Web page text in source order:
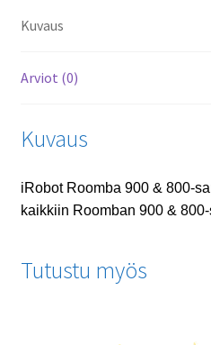
Kuvaus
Arviot (0)
Kuvaus
iRobot Roomba 900 & 800-
kaikkiin Roomban 900 &
Tutustu myös